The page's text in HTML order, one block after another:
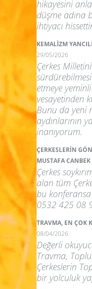
hikayesini
düşme adına
ihtiyacı
KEMALİZM
29/05/2026
Çerkes
etmeye
vesayetinden
Bunu da yeni
aydınlarının
inanıyorum.
ÇERKESLERİN
MUSTAFA CANBEK
Çerkes
alan tüm
bu
0532 425 08
TRAVMA, EN ÇOK
08/04/2026
Değerli
Travma,
Çerkeslerin
bir yolculuk